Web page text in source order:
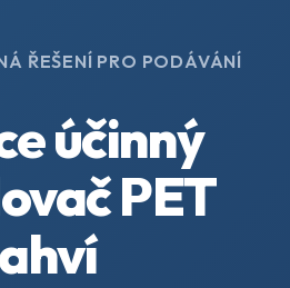
ŘEŠENÍ PRO PODÁVÁNÍ
účinný
PET